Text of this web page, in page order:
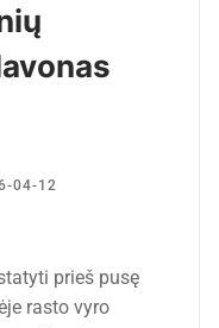
04-12
prieš pusę
rasto vyro